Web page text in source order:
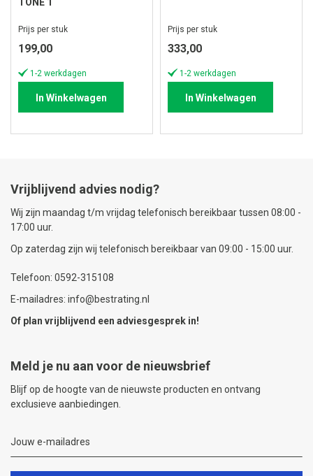
TONE 1
Prijs per stuk
199,00
1-2 werkdagen
In Winkelwagen
Prijs per stuk
333,00
1-2 werkdagen
In Winkelwagen
Vrijblijvend advies nodig?
Wij zijn maandag t/m vrijdag telefonisch bereikbaar tussen 08:00 -
17:00 uur.
Op zaterdag zijn wij telefonisch bereikbaar van 09:00 - 15:00 uur.
Telefoon: 0592-315108
E-mailadres: info@bestrating.nl
Of plan vrijblijvend een adviesgesprek in!
Meld je nu aan voor de nieuwsbrief
Blijf op de hoogte van de nieuwste producten en ontvang
exclusieve aanbiedingen.